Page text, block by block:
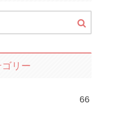
ゴリー
66